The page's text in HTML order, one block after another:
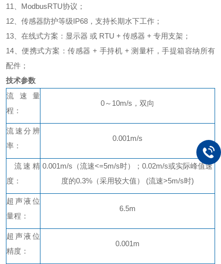
11、 ModbusRTU协议 ；
12、 传感器防护等级IP68，支持长期水下工作 ；
13、 在线式方案：显示器 或 RTU + 传感器 + 专用支架 ；
14、 便携式方案：传感器 + 手持机 + 测量杆，手提箱容纳所有
配件 ；
技术参数
流速量
程：
0～10m/s，双向
流速分辨
率：
0.001m/s
流速精
度：
0.001m/s（流速<=5m/s时）；0.02m/s或实际峰值速
度的0.3%（采用较大值） (流速>5m/s时)
超声液位
量程：
6.5m
超声液位
精度：
0.001m